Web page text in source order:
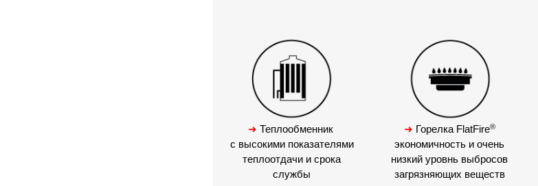
➜ Теплообменник
с высокими показателями
теплоотдачи и срока
службы
➜ Горелка FlatFire®
экономичность и очень
низкий уровнь выбросов
загрязняющих веществ